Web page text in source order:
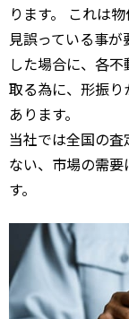
ります。 これは
見誤っている事
した場合に、各
取る為に、形振り
あります。
当社では全国の
ない、市場の需
す。